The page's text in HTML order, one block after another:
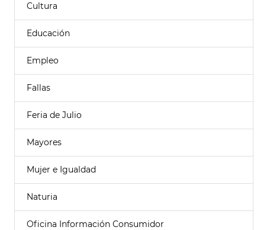
Cultura
Educación
Empleo
Fallas
Feria de Julio
Mayores
Mujer e Igualdad
Naturia
Oficina Información Consumidor